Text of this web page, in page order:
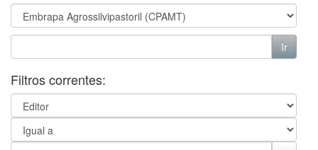
Filtros correntes: